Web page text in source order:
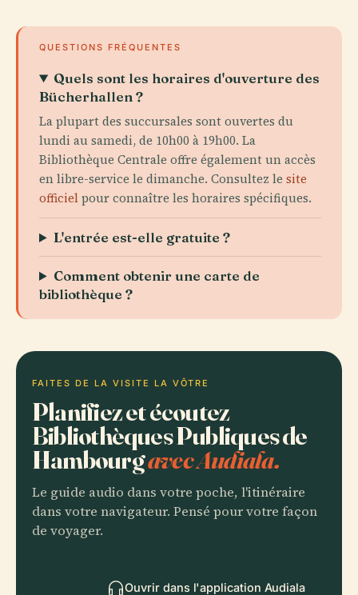
QUESTIONS FRÉQUENTES
Quels sont les horaires d'ouverture des
Bücherhallen ?
La plupart des succursales sont ouvertes du
lundi au samedi, de 10h00 à 19h00. La
Bibliothèque Centrale offre également un accès
en libre-service le dimanche. Consultez le site
officielpour connaître les horaires spécifiques.
L'entrée est-elle gratuite ?
Comment obtenir une carte de
bibliothèque ?
FAITES DE LA VISITE LA VÔTRE
Planifiez et écoutez
Bibliothèques Publiques de
Hambourgavec Audiala.
Le guide audio dans votre poche, l'itinéraire
dans votre navigateur. Pensé pour votre façon
de voyager.
Ouvrir dans l'application Audiala